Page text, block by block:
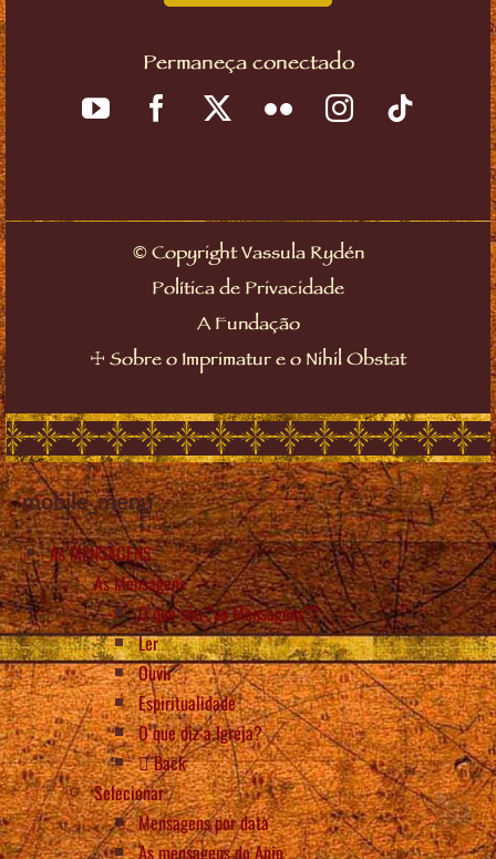
Permaneça conectado
©Copyright Vassula Rydén
Política de Privacidade
A Fundação
☩ Sobre o Imprimatur e o Nihil Obstat
mobile_menu
As MENSAGENS
As Mensagens
O que são “as Mensagens”?
Ler
Ouvir
Espiritualidade
O que diz a Igreja?
Back
Selecionar
Mensagens por data
As mensagens do Anjo